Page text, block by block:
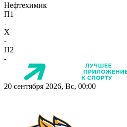
Нефтехимик
П1
-
X
-
П2
-
20 сентября 2026, Вс, 00:00